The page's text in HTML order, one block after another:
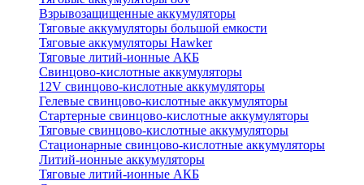
Взрывозащищенные аккумуляторы
Тяговые аккумуляторы большой емкости
Тяговые аккумуляторы Hawker
Тяговые литий-ионные АКБ
Свинцово-кислотные аккумуляторы
12V свинцово-кислотные аккумуляторы
Гелевые свинцово-кислотные аккумуляторы
Стартерные свинцово-кислотные аккумуляторы
Тяговые свинцово-кислотные аккумуляторы
Стационарные свинцово-кислотные аккумуляторы
Литий-ионные аккумуляторы
Тяговые литий-ионные АКБ